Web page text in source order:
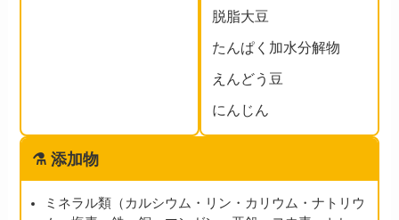
脱脂大豆
たんぱく加水分解物
えんどう豆
にんじん
⚗️ 添加物
ミネラル類（カルシウム・リン・カリウム・ナトリウ